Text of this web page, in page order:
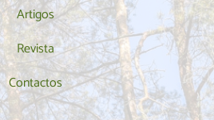
Artigos
Revista
Contactos